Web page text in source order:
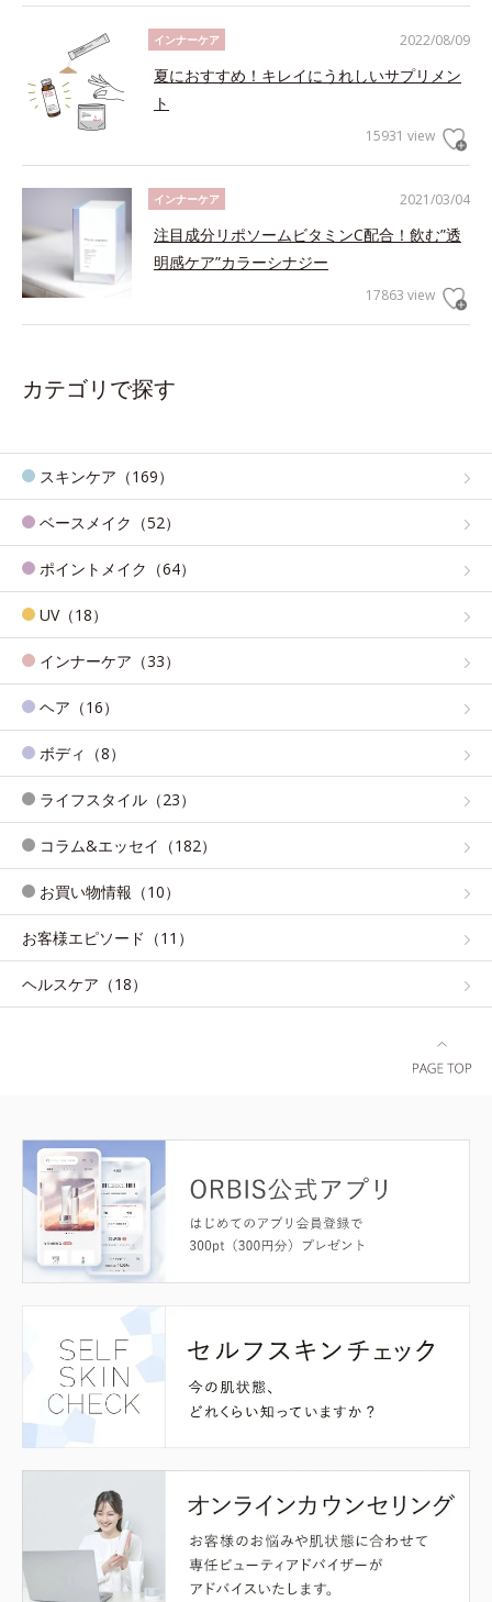
2022/08/09
インナーケア
夏におすすめ！キレイにうれしいサプリメン
ト
15931 view
2021/03/04
インナーケア
注目成分リポソームビタミンC配合！飲む”透
明感ケア”カラーシナジー
17863 view
カテゴリで探す
スキンケア（169）
ベースメイク（52）
ポイントメイク（64）
UV（18）
インナーケア（33）
ヘア（16）
ボディ（8）
ライフスタイル（23）
コラム&エッセイ（182）
お買い物情報（10）
お客様エピソード（11）
ヘルスケア（18）